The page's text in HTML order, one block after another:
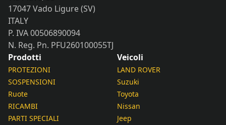
17047 Vado Ligure (SV)
ITALY
P. IVA 00506890094
N. Reg. Pn. PFU260100055TJ
Prodotti
PROTEZIONI
SOSPENSIONI
Ruote
RICAMBI
PARTI SPECIALI
Veicoli
LAND ROVER
Suzuki
Toyota
Nissan
Jeep